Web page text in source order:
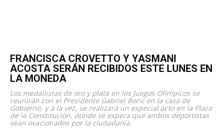
FRANCISCA CROVETTO Y YASMANI
ACOSTA SERÁN RECIBIDOS ESTE LUNES EN
LA MONEDA
Los medallistas de oro y plata en los Juegos Olímpicos se
reunirán con el Presidente Gabriel Boric en la casa de
Gobierno, y a la vez, se realizará un especial acto en la Plaza
de la Constitución, donde se espera que ambos deportistas
sean ovacionados por la ciudadanía.